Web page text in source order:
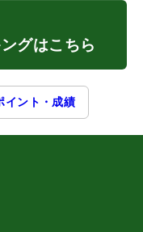
グはこちら
イント・成績